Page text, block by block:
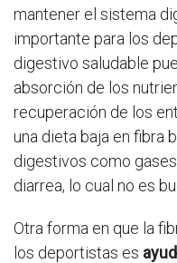
mantener el sistema
importante para los
digestivo saludable
absorción de los
recuperación de los
una dieta baja en fibra
digestivos como
diarrea, lo cual no es
Otra forma en que la
los deportistas es